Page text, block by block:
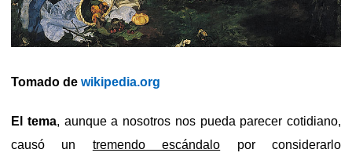
Tomado de wikipedia.org
El tema, aunque a nosotros nos pueda parecer cotidiano,
causó un tremendo escándalo por considerarlo